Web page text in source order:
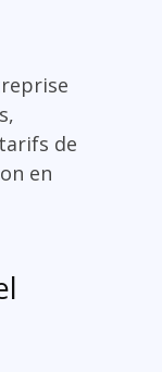
de
en